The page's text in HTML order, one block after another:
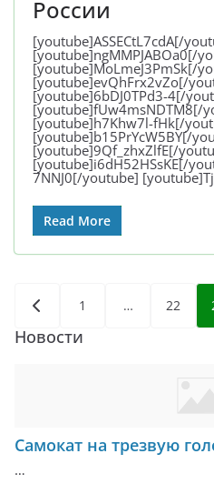
России
[youtube]ASSECtL7cdA[/
[youtube]ngMMPJABOa0[/
[youtube]MoLmeJ3PmSk[/
[youtube]evQhFrx2vZo[/
[youtube]6bDJ0TPd3-4[/
[youtube]fUw4msNDTM8[/
[youtube]h7Khw7l-fHk[/
[youtube]b15PrYcW5BY[/
[youtube]9Qf_zhxZlfE[/
[youtube]i6dH52HSsKE[/
7NNJ0[/youtube]
Read More
Пагинация
записей
1 … 22
Новости
Самокат на трезвую
…